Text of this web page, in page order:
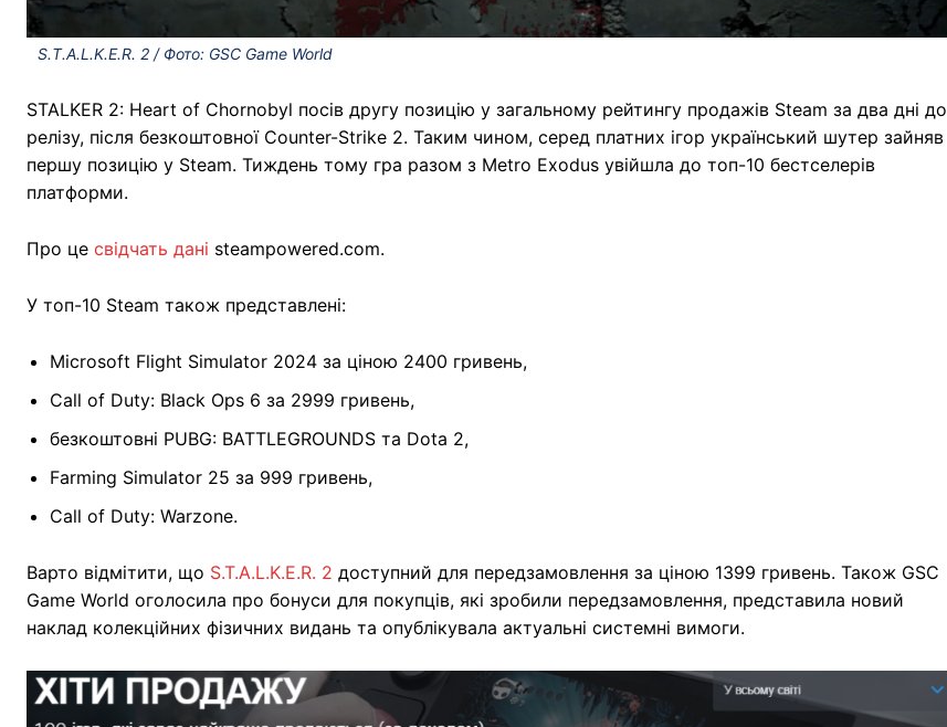
S.T.A.L.K.E.R. 2 / Фото: GSC Game World
STALKER 2: Heart of Chornobyl посів другу позицію у загальному рейтингу продажів Steam за два дні до
релізу, після безкоштовної Counter-Strike 2. Таким чином, серед платних ігор український шутер зайняв
першу позицію у Steam. Тиждень тому гра разом з Metro Exodus увійшла до топ-10 бестселерів
платформи.
Про це свідчать дані steampowered.com.
У топ-10 Steam також представлені:
Microsoft Flight Simulator 2024 за ціною 2400 гривень,
Call of Duty: Black Ops 6 за 2999 гривень,
безкоштовні PUBG: BATTLEGROUNDS та Dota 2,
Farming Simulator 25 за 999 гривень,
Call of Duty: Warzone.
Варто відмітити, що S.T.A.L.K.E.R. 2 доступний для передзамовлення за ціною 1399 гривень. Також GSC
Game World оголосила про бонуси для покупців, які зробили передзамовлення, представила новий
наклад колекційних фізичних видань та опублікувала актуальні системні вимоги.